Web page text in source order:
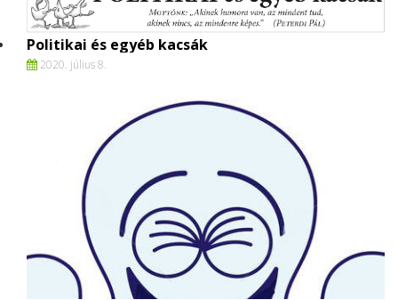
Politikai és egyéb kacsák
2020. július 8.